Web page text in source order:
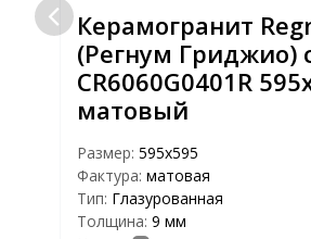
Керамогранит
(Регнум Гриджио)
CR6060G0401R
матовый
Размер: 595x595
Фактура: матовая
Тип: Глазурованная
Толщина: 9 мм